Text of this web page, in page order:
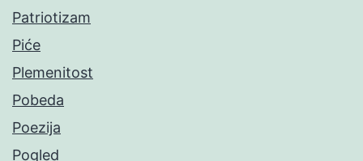
Patriotizam
Piće
Plemenitost
Pobeda
Poezija
Pogled